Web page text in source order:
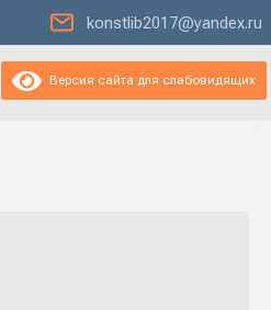
konstlib2017@yandex.ru
Версия сайта для слабовидящих